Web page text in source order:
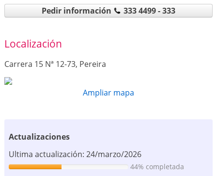
Pedir información
333 4499 - 333
Localización
Carrera 15 Nª 12-73, Pereira
Ampliar mapa
Actualizaciones
Ultima actualización: 24/marzo/2026
44% completada